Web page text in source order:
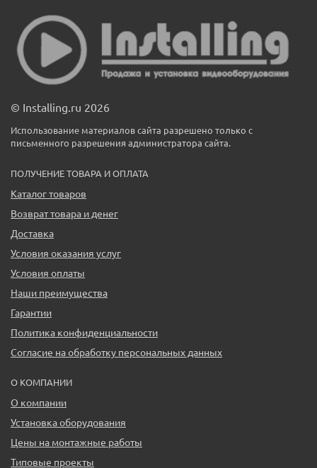
© Installing.ru 2026
Использование материалов сайта разрешено только с
письменного разрешения администратора сайта.
ПОЛУЧЕНИЕ ТОВАРА И ОПЛАТА
Каталог товаров
Возврат товара и денег
Доставка
Условия оказания услуг
Условия оплаты
Наши преимущества
Гарантии
Политика конфиденциальности
Согласие на обработку персональных данных
О КОМПАНИИ
О компании
Установка оборудования
Цены на монтажные работы
Типовые проекты